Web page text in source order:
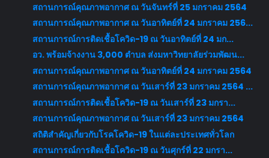
สถานการณ์คุณภาพอากาศ ณ วันจันทร์ที่ 25 มกราคม 2564
สถานการณ์คุณภาพอากาศ ณ วันอาทิตย์ที่ 24 มกราคม 256...
สถานการณ์การติดเชื้อโควิด-19 ณ วันอาทิตย์ที่ 24 มก...
อว. พร้อมจ้างงาน 3,000 ตำบล ส่งมหาวิทยาลัยร่วมพัฒน...
สถานการณ์คุณภาพอากาศ ณ วันอาทิตย์ที่ 24 มกราคม 2564
สถานการณ์คุณภาพอากาศ ณ วันเสาร์ที่ 23 มกราคม 2564 ...
สถานการณ์การติดเชื้อโควิด-19 ณ วันเสาร์ที่ 23 มกรา...
สถานการณ์คุณภาพอากาศ ณ วันเสาร์ที่ 23 มกราคม 2564
สถิติสำคัญเกี่ยวกับโรคโควิด-19 ในแต่ละประเทศทั่วโลก
สถานการณ์การติดเชื้อโควิด-19 ณ วันศุกร์ที่ 22 มกรา...